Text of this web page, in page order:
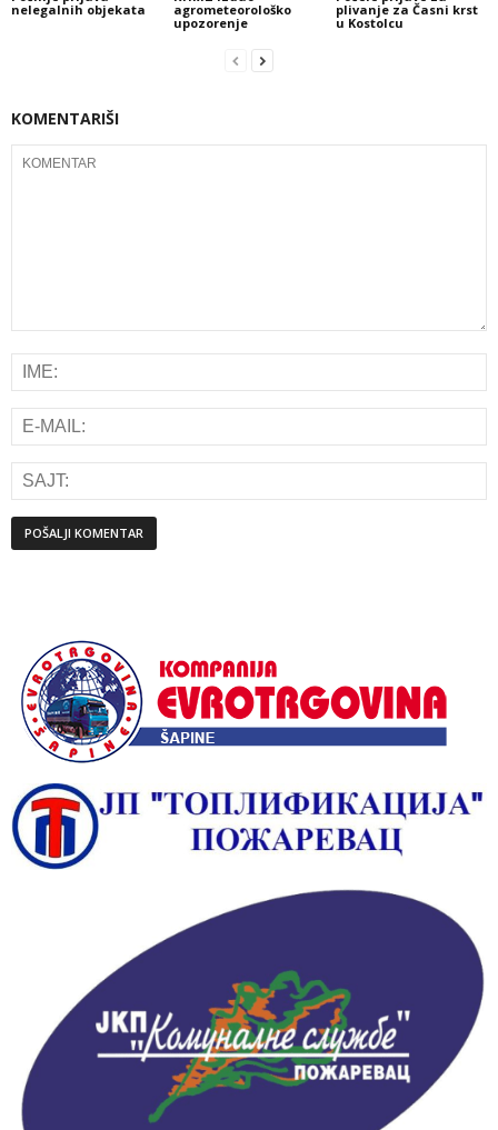
nelegalnih objekata
agrometeorološko
upozorenje
plivanje za Časni krst
u Kostolcu
KOMENTARIŠI